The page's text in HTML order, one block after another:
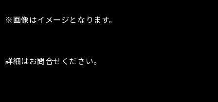
※画像はイメージとなります。
詳細はお問合せください。